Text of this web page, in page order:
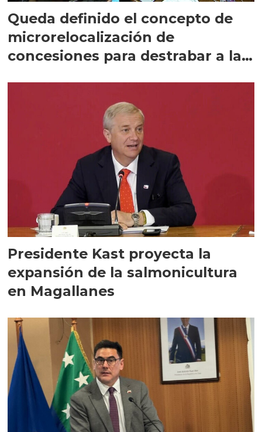
Queda definido el concepto de
microrelocalización de
concesiones para destrabar a la
Presidente Kast proyecta la
expansión de la salmonicultura
en Magallanes